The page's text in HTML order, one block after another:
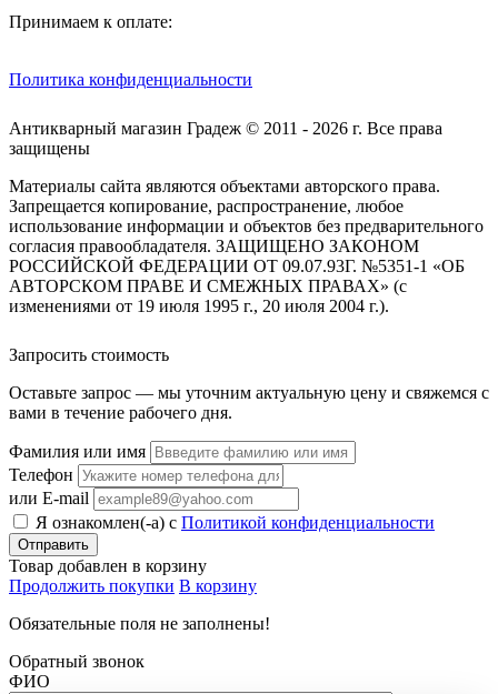
Принимаем к оплате:
Политика конфиденциальности
Антикварный магазин Градеж © 2011 - 2026 г. Все права
защищены
Материалы сайта являются объектами авторского права.
Запрещается копирование, распространение, любое
использование информации и объектов без предварительного
согласия правообладателя. ЗАЩИЩЕНО ЗАКОНОМ
РОССИЙСКОЙ ФЕДЕРАЦИИ ОТ 09.07.93Г. №5351-1 «ОБ
АВТОРСКОМ ПРАВЕ И СМЕЖНЫХ ПРАВАХ» (с
изменениями от 19 июля 1995 г., 20 июля 2004 г.).
Запросить стоимость
Оставьте запрос — мы уточним актуальную цену и свяжемся с
вами в течение рабочего дня.
Фамилия или имя
Телефон
или E-mail
Я ознакомлен(-а) с Политикой конфиденциальности
Товар добавлен в корзину
Продолжить покупки В корзину
Обязательные поля не заполнены!
Обратный звонок
ФИО